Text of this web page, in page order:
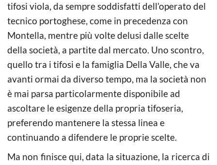
tifosi viola, da sempre soddisfatti dell’operato del
tecnico portoghese, come in precedenza con
Montella, mentre più volte delusi dalle scelte
della società, a partite dal mercato. Uno scontro,
quello tra i tifosi e la famiglia Della Valle, che va
avanti ormai da diverso tempo, ma la società non
è mai parsa particolarmente disponibile ad
ascoltare le esigenze della propria tifoseria,
preferendo mantenere la stessa linea e
continuando a difendere le proprie scelte.
Ma non finisce qui, data la situazione, la ricerca di